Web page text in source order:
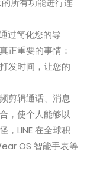
所有功能进行连
过简化您的导
正重要的事情：
发时间，让您的
剪辑通话、消息
，使个人能够以
，LINE 在全球积
OS 智能手表等